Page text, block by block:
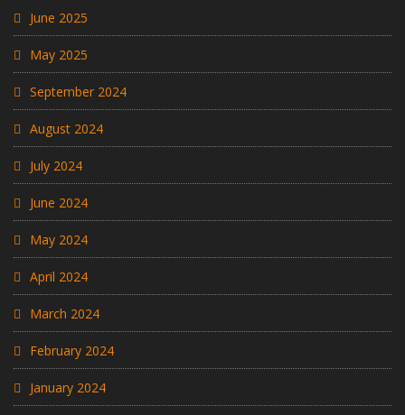
June 2025
May 2025
September 2024
August 2024
July 2024
June 2024
May 2024
April 2024
March 2024
February 2024
January 2024